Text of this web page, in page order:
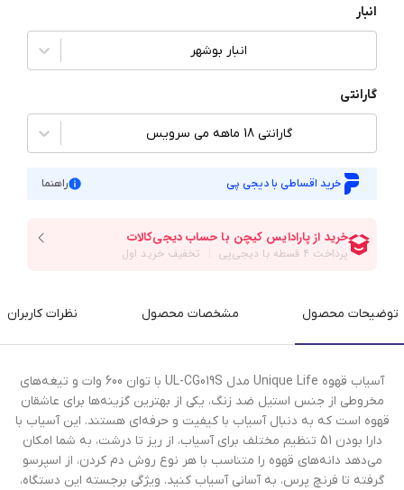
انبار
انبار بوشهر
گارانتی
گارانتی 18 ماهه می سرویس
خرید اقساطی با دیجی پی راهنما
توضیحات محصول مشخصات محصول نظرات کاربران
آسیاب قهوه Unique Life مدل UL-CG019S با توان 600 وات و تیغه‌های
مخروطی از جنس استیل ضد زنگ، یکی از بهترین گزینه‌ها برای عاشقان
قهوه است که به دنبال آسیاب با کیفیت و حرفه‌ای هستند. این آسیاب با
دارا بودن 51 تنظیم مختلف برای آسیاب، از ریز تا درشت، به شما امکان
می‌دهد دانه‌های قهوه را متناسب با هر نوع روش دم کردن، از اسپرسو
گرفته تا فرنچ پرس، به آسانی آسیاب کنید. ویژگی برجسته این دستگاه،